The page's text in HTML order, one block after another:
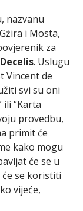
nazvanu
i Mosta,
za
. Uslugu
Vincent de
svi su oni
ili “Karta
provedbu,
primit će
kako mogu
će se u
se koristiti
vijeće,